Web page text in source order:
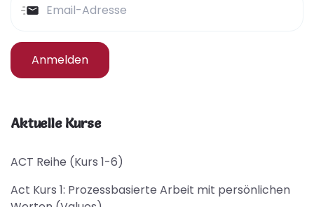
Anmelden
Aktuelle Kurse
ACT Reihe (Kurs 1-6)
Act Kurs 1: Prozessbasierte Arbeit mit persönlichen